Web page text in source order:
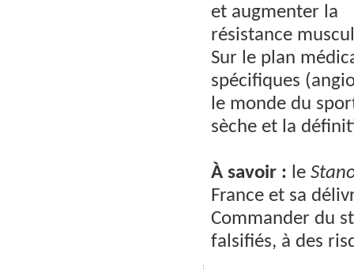
et augmenter la
résistance
Sur le plan
spécifiques
le monde du
sèche et la
À savoir : le
France et sa
Commander du
falsifiés, à des